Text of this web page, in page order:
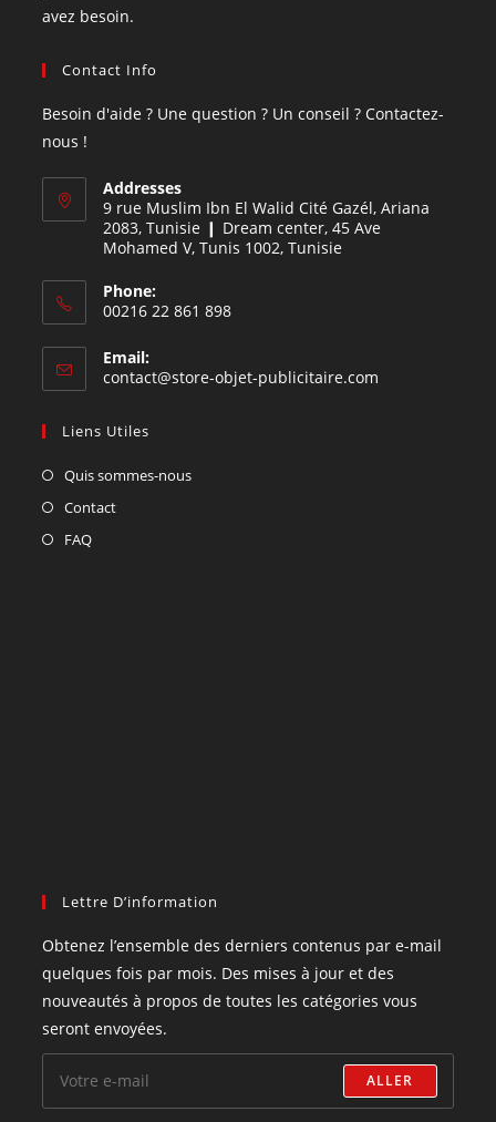
avez besoin.
Contact Info
Besoin d'aide ? Une question ? Un conseil ? Contactez-
nous !
Addresses
9 rue Muslim Ibn El Walid Cité Gazél, Ariana
2083, Tunisie ❙ Dream center, 45 Ave
Mohamed V, Tunis 1002, Tunisie
Phone:
00216 22 861 898
Email:
contact@store-objet-publicitaire.com
Liens Utiles
Quis sommes-nous
Contact
FAQ
Lettre D’information
Obtenez l’ensemble des derniers contenus par e-mail
quelques fois par mois. Des mises à jour et des
nouveautés à propos de toutes les catégories vous
seront envoyées.
ALLER